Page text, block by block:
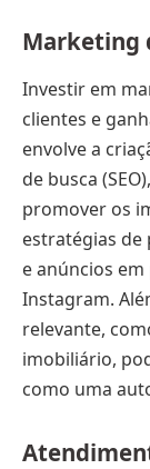
Marketing
Investir em
clientes e
envolve a
de busca
promover os
estratégias de
e anúncios
Instagram.
relevante,
imobiliário,
como uma